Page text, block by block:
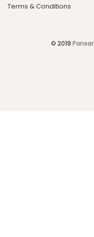
Terms & Conditions
© 2019